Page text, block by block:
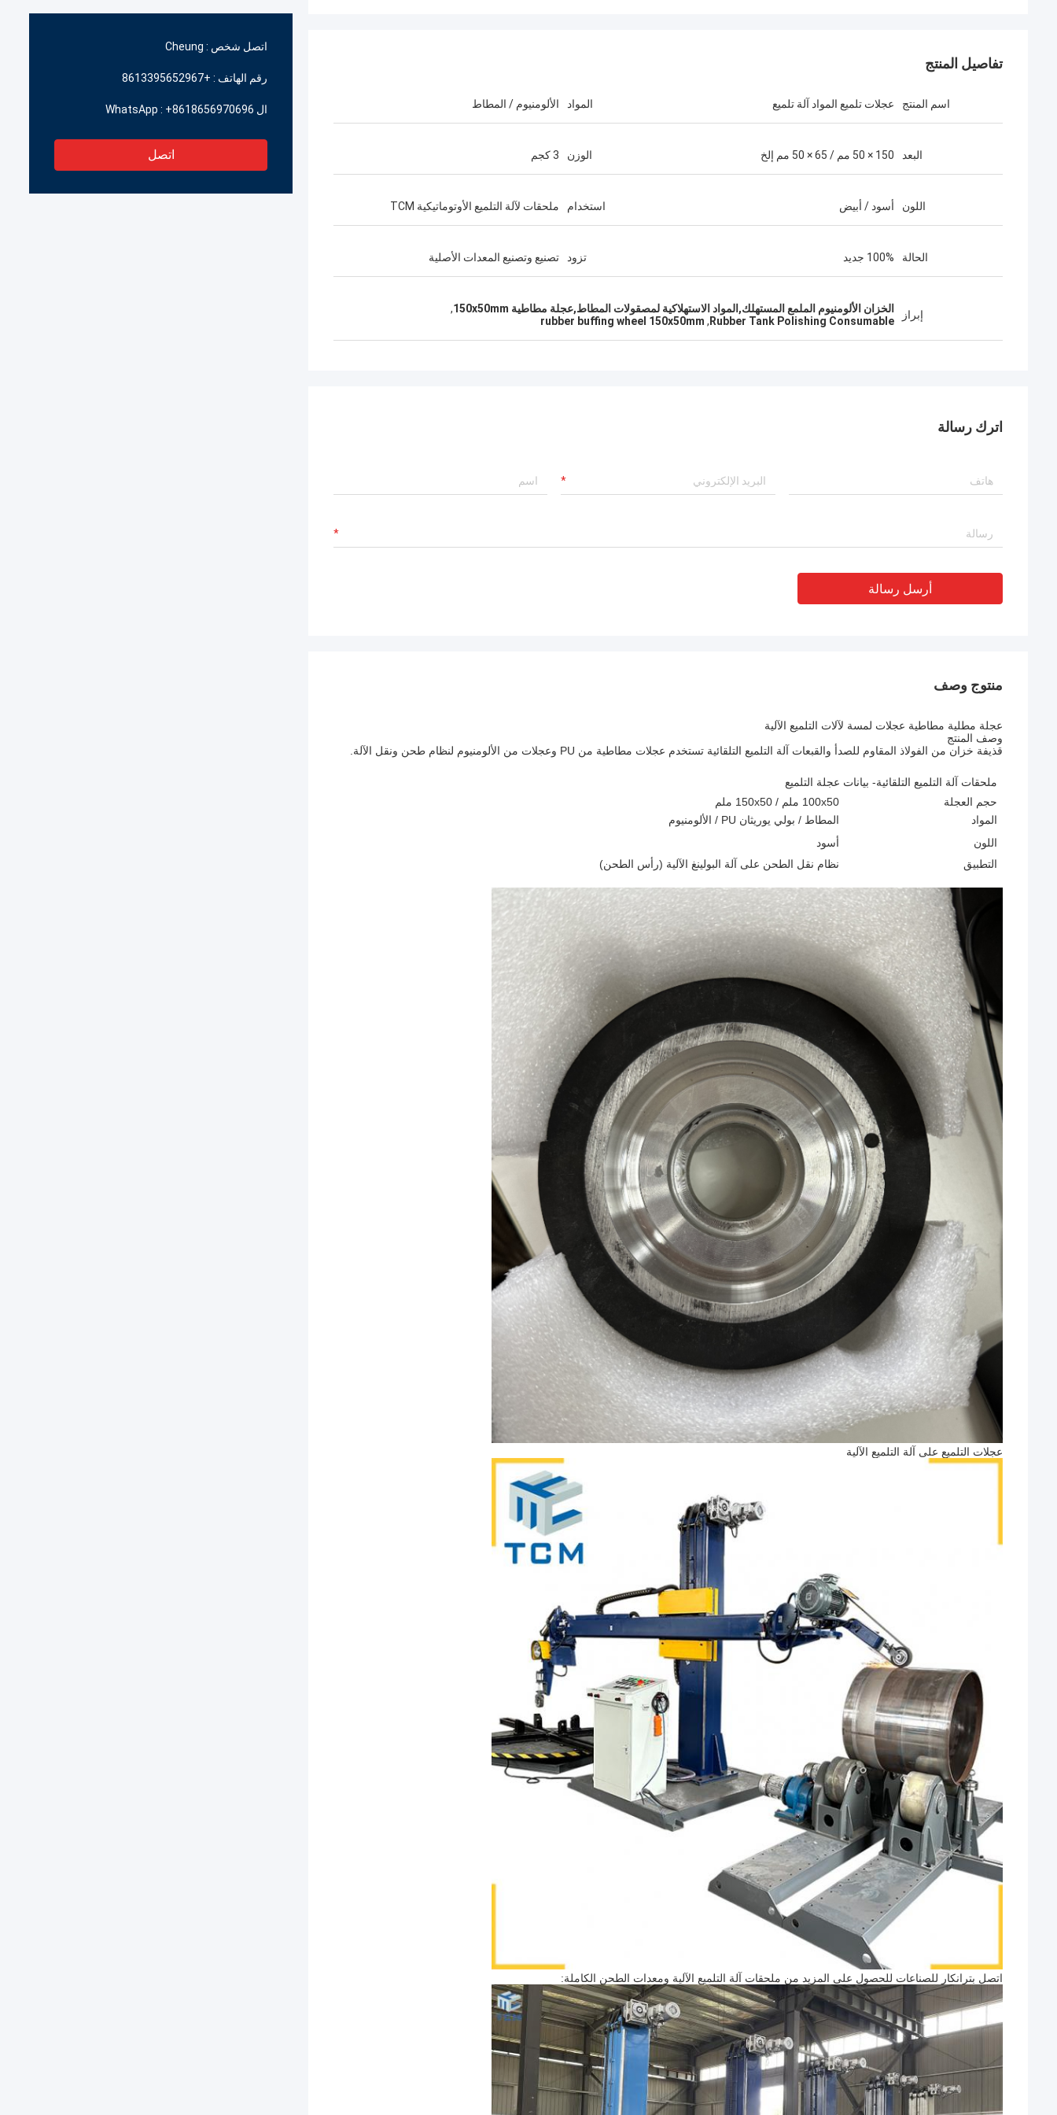
اتصل شخص : Cheung
رقم الهاتف : +8613395652967
ال WhatsApp : +8618656970696
اتصل
تفاصيل المنتج
اسم المنتج عجلات تلميع المواد آلة تلميع المواد الألومنيوم / المطاط
البعد 150 × 50 مم / 65 × 50 مم إلخ الوزن 3 كجم
اللون أسود / أبيض استخدام ملحقات لآلة التلميع الأوتوماتيكية TCM
الحالة 100% جديد تزود تصنيع وتصنيع المعدات الأصلية
إبراز الخزان الألومنيوم الملمع المستهلك,المواد الاستهلاكية لمصقولات المطاط,عجلة مطاطية 150x50mm
,
Rubber Tank Polishing Consumable
,
rubber buffing wheel 150x50mm
اترك رسالة
أرسل رسالة
منتوج وصف
عجلة مطلية مطاطية عجلات لمسة لآلات التلميع الآلية
وصف المنتج
قذيفة خزان من الفولاذ المقاوم للصدأ والقبعات آلة التلميع التلقائية تستخدم عجلات مطاطية من PU وعجلات من الألومنيوم لنظام طحن ونقل الآلة.
ملحقات آلة التلميع التلقائية- بيانات عجلة التلميع
حجم العجلة
100x50 ملم / 150x50 ملم
المواد
المطاط / بولي يوريثان PU / الألومنيوم
اللون
أسود
التطبيق
نظام نقل الطحن على آلة البولينغ الآلية (رأس الطحن)
عجلات التلميع على آلة التلميع الآلية
اتصل بترانكار للصناعات للحصول على المزيد من ملحقات آلة التلميع الآلية ومعدات الطحن الكاملة: